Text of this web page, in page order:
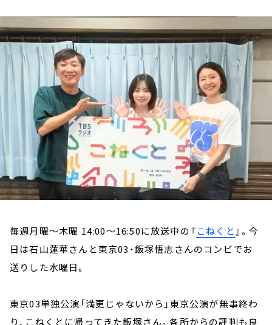
お知らせ
イベント・グッズ
YouTube
会社情報
毎週月曜～木曜 14:00～16:50に放送中の『こねくと』。今
日は石山蓮華さんと東京03・飯塚悟志さんのコンビでお
送りした水曜日。
東京03単独公演「満更じゃないから」東京公演が無事終わ
り、こねくとに帰ってきた飯塚さん。各所からの評判も良